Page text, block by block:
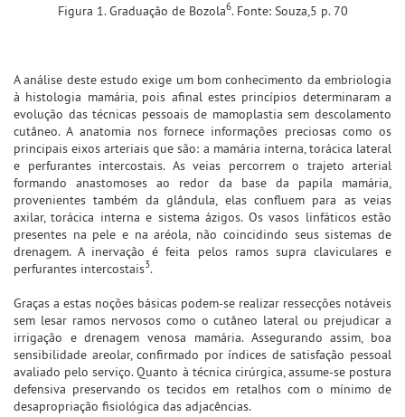
Figura 1. Graduação de Bozola6. Fonte: Souza,5 p. 70
A análise deste estudo exige um bom conhecimento da embriologia
à histologia mamária, pois afinal estes princípios determinaram a
evolução das técnicas pessoais de mamoplastia sem descolamento
cutâneo. A anatomia nos fornece informações preciosas como os
principais eixos arteriais que são: a mamária interna, torácica lateral
e perfurantes intercostais. As veias percorrem o trajeto arterial
formando anastomoses ao redor da base da papila mamária,
provenientes também da glândula, elas confluem para as veias
axilar, torácica interna e sistema ázigos. Os vasos linfáticos estão
presentes na pele e na aréola, não coincidindo seus sistemas de
drenagem. A inervação é feita pelos ramos supra claviculares e
perfurantes intercostais3.
Graças a estas noções básicas podem-se realizar ressecções notáveis
sem lesar ramos nervosos como o cutâneo lateral ou prejudicar a
irrigação e drenagem venosa mamária. Assegurando assim, boa
sensibilidade areolar, confirmado por índices de satisfação pessoal
avaliado pelo serviço. Quanto à técnica cirúrgica, assume-se postura
defensiva preservando os tecidos em retalhos com o mínimo de
desapropriação fisiológica das adjacências.